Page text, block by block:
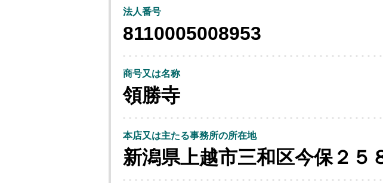
法人番号
8110005008953
商号又は名称
領勝寺
本店又は主たる事務所の所在地
新潟県上越市三和区今保２５